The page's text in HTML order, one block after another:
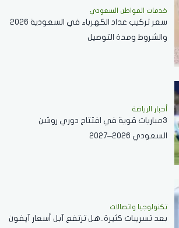
خدمات المواطن السعودي
سعر تركيب عداد الكهرباء في السعودية 2026
والشروط ومدة التوصيل
أخبار الرياضة
3مباريات قوية في افتتاح دوري روشن
السعودي 2026–2027
تكنولوجيا واتصالات
بعد تسريبات كثيرة..هل ترتفع آبل أسعار آيفون